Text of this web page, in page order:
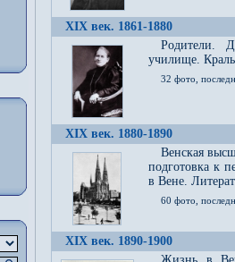
XIX век. 1861-1880
Родители.
училище.
32 фото,
XIX век. 1880-1890
Венская
подготовка к
в Вене.
60 фото,
XIX век. 1890-1900